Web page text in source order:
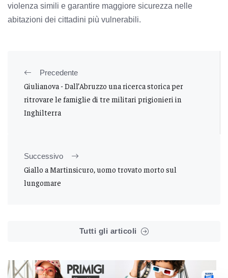
violenza simili e garantire maggiore sicurezza nelle
abitazioni dei cittadini più vulnerabili.
Precedente
Giulianova - Dall’Abruzzo una ricerca storica per
ritrovare le famiglie di tre militari prigionieri in
Inghilterra
Successivo
Giallo a Martinsicuro, uomo trovato morto sul
lungomare
Tutti gli articoli